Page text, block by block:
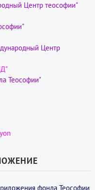
Центр теософии"
Центр
Теософии"
фонда Теософии